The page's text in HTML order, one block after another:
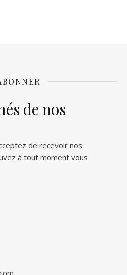
de nos
de recevoir nos
à tout moment vous